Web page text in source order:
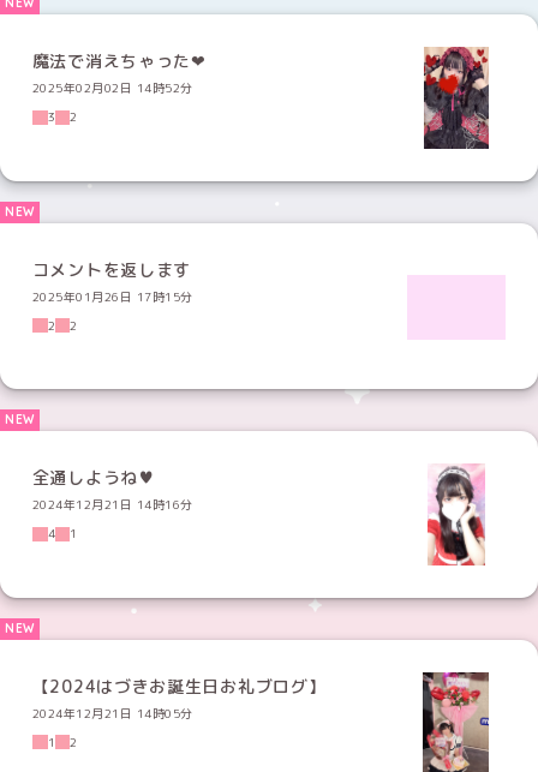
魔法で消えちゃった❤︎
2025年02月02日 14時52分
3
2
コメントを返します
2025年01月26日 17時15分
2
2
全通しようね♥
2024年12月21日 14時16分
4
1
【2024はづきお誕生日お礼ブログ】
2024年12月21日 14時05分
1
2